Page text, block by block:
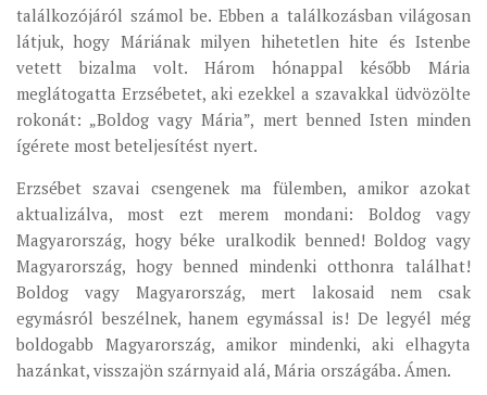
találkozójáról számol be. Ebben a találkozásban világosan
látjuk, hogy Máriának milyen hihetetlen hite és Istenbe
vetett bizalma volt. Három hónappal később Mária
meglátogatta Erzsébetet, aki ezekkel a szavakkal üdvözölte
rokonát: „Boldog vagy Mária”, mert benned Isten minden
ígérete most beteljesítést nyert.
Erzsébet szavai csengenek ma fülemben, amikor azokat
aktualizálva, most ezt merem mondani: Boldog vagy
Magyarország, hogy béke uralkodik benned! Boldog vagy
Magyarország, hogy benned mindenki otthonra találhat!
Boldog vagy Magyarország, mert lakosaid nem csak
egymásról beszélnek, hanem egymással is! De legyél még
boldogabb Magyarország, amikor mindenki, aki elhagyta
hazánkat, visszajön szárnyaid alá, Mária országába. Ámen.